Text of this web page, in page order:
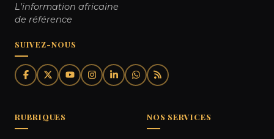
L'information africaine
de référence
SUIVEZ-NOUS
RUBRIQUES NOS SERVICES